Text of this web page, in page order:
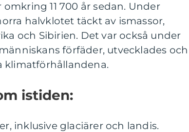
11 700 år sedan. Under
halvklotet täckt av ismassor,
och Sibirien. Det var också under
förfäder, utvecklades och
klimatförhållandena.
istiden:
inklusive glaciärer och landis.